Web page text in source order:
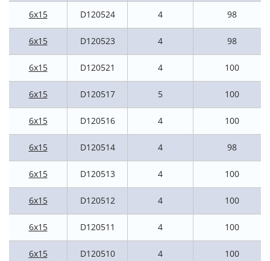
6x15 D120524 4 98
6x15 D120523 4 98
6x15 D120521 4 100
6x15 D120517 5 100
6x15 D120516 4 100
6x15 D120514 4 98
6x15 D120513 4 100
6x15 D120512 4 100
6x15 D120511 4 100
6x15 D120510 4 100